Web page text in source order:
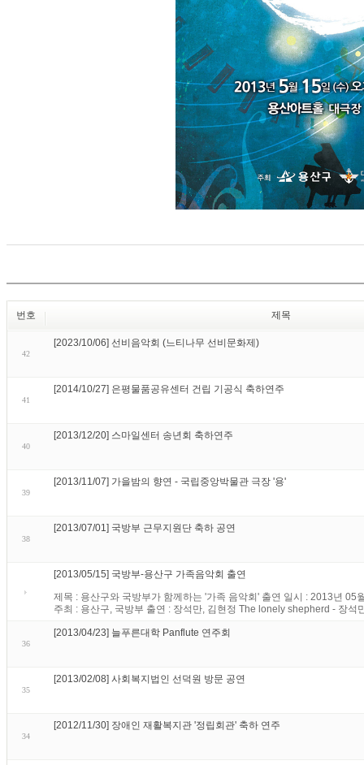
번호 제목
42
[2023/10/06] 선비음악회 (느티나무 선비문화제)
41
[2014/10/27] 은평물품공유센터 건립 기공식 축하연주
40
[2013/12/20] 스마일센터 송년회 축하연주
39
[2013/11/07] 가을밤의 향연 - 국립중앙박물관 극장 '용'
38
[2013/07/01] 국방부 근무지원단 축하 공연
[2013/05/15] 국방부-용산구 가족음악회 출연
제목 : 용산구와 국방부가 함께하는 '가족 음악회' 출연 일시 : 2013년
주최 : 용산구, 국방부 출연 : 장석만, 김현정 The lonely shepherd - 장석
36
[2013/04/23] 늘푸른대학 Panflute 연주회
35
[2013/02/08] 사회복지법인 선덕원 방문 공연
34
[2012/11/30] 장애인 재활복지관 '정립회관' 축하 연주